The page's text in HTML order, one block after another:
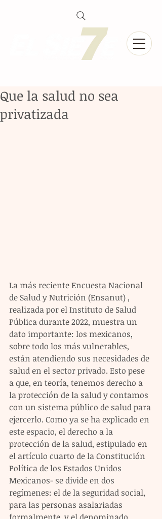
Que la salud no sea
privatizada
La más reciente Encuesta Nacional
de Salud y Nutrición (Ensanut) ,
realizada por el Instituto de Salud
Pública durante 2022, muestra un
dato importante: los mexicanos,
sobre todo los más vulnerables,
están atendiendo sus necesidades de
salud en el sector privado. Esto pese
a que, en teoría, tenemos derecho a
la protección de la salud y contamos
con un sistema público de salud para
ejercerlo. Como ya se ha explicado en
este espacio, el derecho a la
protección de la salud, estipulado en
el artículo cuarto de la Constitución
Política de los Estados Unidos
Mexicanos- se divide en dos
regímenes: el de la seguridad social,
para las personas asalariadas